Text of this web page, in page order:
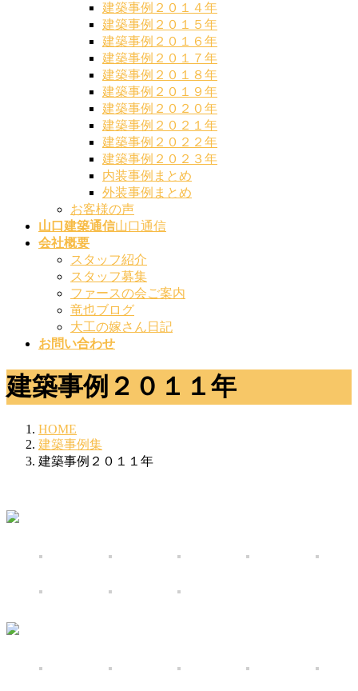
建築事例２０１４年
建築事例２０１５年
建築事例２０１６年
建築事例２０１７年
建築事例２０１８年
建築事例２０１９年
建築事例２０２０年
建築事例２０２１年
建築事例２０２２年
建築事例２０２３年
内装事例まとめ
外装事例まとめ
お客様の声
山口建築通信山口通信
会社概要
スタッフ紹介
スタッフ募集
ファースの会ご案内
竜也ブログ
大工の嫁さん日記
お問い合わせ
建築事例２０１１年
HOME
建築事例集
建築事例２０１１年